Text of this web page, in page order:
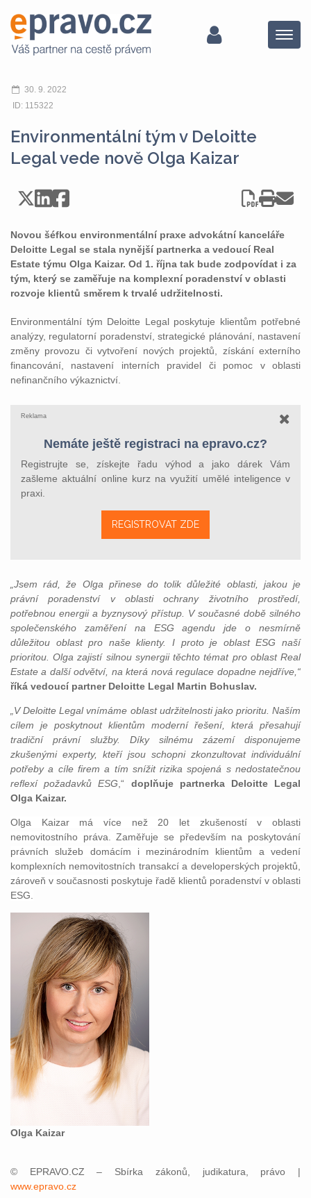
Menu
30. 9. 2022
ID: 115322
Environmentální tým v Deloitte
Legal vede nově Olga Kaizar
Novou šéfkou environmentální praxe advokátní kanceláře
Deloitte Legal se stala nynější partnerka a vedoucí Real
Estate týmu Olga Kaizar. Od 1. října tak bude zodpovídat i za
tým, který se zaměřuje na komplexní poradenství v oblasti
rozvoje klientů směrem k trvalé udržitelnosti.
Environmentální tým Deloitte Legal poskytuje klientům potřebné
analýzy, regulatorní poradenství, strategické plánování, nastavení
změny provozu či vytvoření nových projektů, získání externího
financování, nastavení interních pravidel či pomoc v oblasti
nefinančního výkaznictví.
Reklama
Nemáte ještě registraci na epravo.cz?
Registrujte se, získejte řadu výhod a jako dárek Vám
zašleme aktuální online kurz na využití umělé inteligence v
praxi.
REGISTROVAT ZDE
„Jsem rád, že Olga přinese do tolik důležité oblasti, jakou je
právní poradenství v oblasti ochrany životního prostředí,
potřebnou energii a byznysový přístup. V současné době silného
společenského zaměření na ESG agendu jde o nesmírně
důležitou oblast pro naše klienty. I proto je oblast ESG naší
prioritou. Olga zajistí silnou synergii těchto témat pro oblast Real
Estate a další odvětví, na která nová regulace dopadne nejdříve,“
říká vedoucí partner Deloitte Legal Martin Bohuslav.
„V Deloitte Legal vnímáme oblast udržitelnosti jako prioritu. Naším
cílem je poskytnout klientům moderní řešení, která přesahují
tradiční právní služby. Díky silnému zázemí disponujeme
zkušenými experty, kteří jsou schopni zkonzultovat individuální
potřeby a cíle firem a tím snížit rizika spojená s nedostatečnou
reflexí požadavků ESG ,“ doplňuje partnerka Deloitte Legal
Olga Kaizar.
Olga Kaizar má více než 20 let zkušeností v oblasti
nemovitostního práva. Zaměřuje se především na poskytování
právních služeb domácím i mezinárodním klientům a vedení
komplexních nemovitostních transakcí a developerských projektů,
zároveň v současnosti poskytuje řadě klientů poradenství v oblasti
ESG.
Olga Kaizar
© EPRAVO.CZ – Sbírka zákonů, judikatura, právo |
www.epravo.cz